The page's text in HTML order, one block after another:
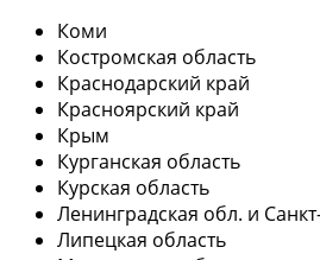
Коми
Костромская область
Краснодарский край
Красноярский край
Крым
Курганская область
Курская область
Ленинградская обл. и
Липецкая область